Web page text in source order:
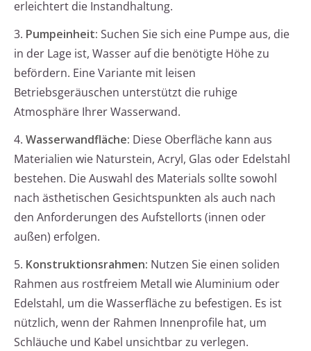
erleichtert die Instandhaltung.
3. Pumpeinheit: Suchen Sie sich eine Pumpe aus, die
in der Lage ist, Wasser auf die benötigte Höhe zu
befördern. Eine Variante mit leisen
Betriebsgeräuschen unterstützt die ruhige
Atmosphäre Ihrer Wasserwand.
4. Wasserwandfläche: Diese Oberfläche kann aus
Materialien wie Naturstein, Acryl, Glas oder Edelstahl
bestehen. Die Auswahl des Materials sollte sowohl
nach ästhetischen Gesichtspunkten als auch nach
den Anforderungen des Aufstellorts (innen oder
außen) erfolgen.
5. Konstruktionsrahmen: Nutzen Sie einen soliden
Rahmen aus rostfreiem Metall wie Aluminium oder
Edelstahl, um die Wasserfläche zu befestigen. Es ist
nützlich, wenn der Rahmen Innenprofile hat, um
Schläuche und Kabel unsichtbar zu verlegen.